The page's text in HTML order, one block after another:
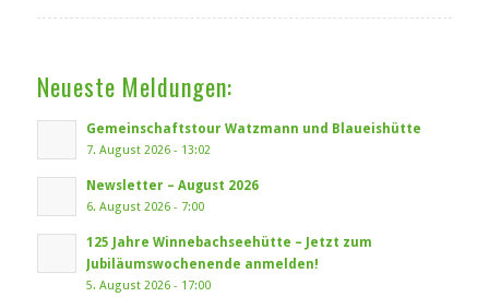
Neueste Meldungen:
Gemeinschaftstour Watzmann und Blaueishütte
7. August 2026 - 13:02
Newsletter – August 2026
6. August 2026 - 7:00
125 Jahre Winnebachseehütte – Jetzt zum
Jubiläumswochenende anmelden!
5. August 2026 - 17:00